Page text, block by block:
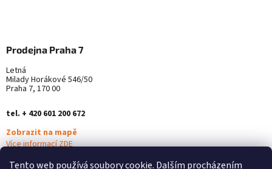
Tento web používá soubory cookie. Dalším procházením
Prodejna Praha 7
Letná
Milady Horákové 546/50
Praha 7, 170 00
tel. + 420 601 200 672
Zobrazit na mapě
Více informací ZDE